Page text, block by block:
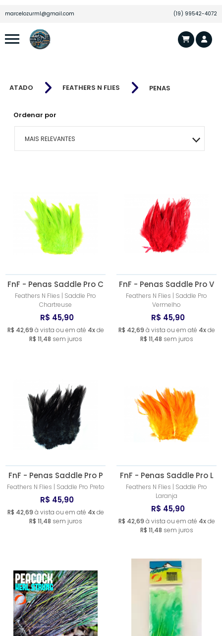
marcelozurml@gmail.com (19) 99542-4072
ATADO FEATHERS N FLIES PENAS
Ordenar por
MAIS RELEVANTES
MAIOR PREÇO
A - Z
FnF - Penas Saddle Pro C
Feathers N Flies | Saddle Pro
Chartreuse
R$ 45,90
R$ 42,69 à vista ou em até 4xde
R$ 11,48 sem juros
FnF - Penas Saddle Pro V
Feathers N Flies | Saddle Pro
Vermelho
R$ 45,90
R$ 42,69 à vista ou em até 4xde
R$ 11,48 sem juros
FnF - Penas Saddle Pro P
Feathers N Flies | Saddle Pro Preto
R$ 45,90
R$ 42,69 à vista ou em até 4xde
R$ 11,48 sem juros
FnF - Penas Saddle Pro L
Feathers N Flies | Saddle Pro
Laranja
R$ 45,90
R$ 42,69 à vista ou em até 4xde
R$ 11,48 sem juros